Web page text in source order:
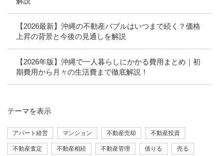
【2026最新】沖縄の不動産バブルはいつまで続く？価格
上昇の背景と今後の見通しを解説
【2026年版】沖縄で一人暮らしにかかる費用まとめ｜初
期費用から月々の生活費まで徹底解説！
テーマを表示
アパート経営 マンション 不動産売却 不動産投資
不動産査定 不動産相続 不動産管理 借りる 売る